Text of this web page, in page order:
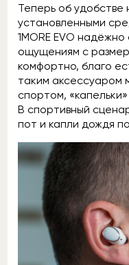
Теперь об
установленными
1MORE EVO надёжно
ощущениям с
комфортно, благо
таким аксессуаром
спортом,
В спортивный
пот и капли дождя